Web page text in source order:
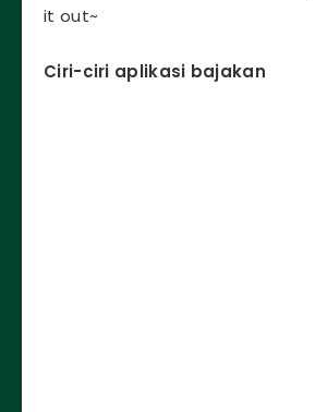
it out~
Ciri-ciri aplikasi bajakan